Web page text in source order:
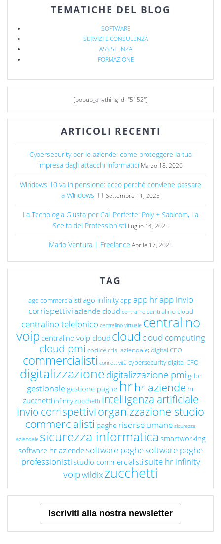
TEMATICHE DEL BLOG
SOFTWARE
SERVIZI E CONSULENZA
ASSISTENZA
FORMAZIONE
[popup_anything id="5152"]
ARTICOLI RECENTI
Cybersecurity per le aziende: come proteggere la tua
impresa dagli attacchi informatici Marzo 18, 2026
Windows 10 va in pensione: ecco perchè conviene passare
a Windows 11 Settembre 11, 2025
La Tecnologia Giusta per Call Perfette: Poly + Sabicom, La
Scelta dei Professionisti Luglio 14, 2025
Mario Ventura | Freelance Aprile 17, 2025
TAG
ago commercialisti ago infinityapp app hrapp invio
corrispettivi aziende cloud centralino centralino cloud
centralino telefonico centralino virtuale centralino
voip centralino voip cloud cloud cloud computing
cloud pmi codice crisi aziendale; digital CFO
commercialisti connettività cybersecuritydigital CFO
digitalizzazionedigitalizzazione pmi gdpr
gestionale gestione paghe hrhr aziende hr
zucchetti infinity zucchetti intelligenza artificiale
invio corrispettivi organizzazione studio
commercialisti paghe risorse umane sicurezza
aziendale sicurezza informatica smartworking
software hr aziendesoftware paghesoftware paghe
professionisti studio commercialisti suite hr infinity
voipwildixzucchetti
Iscriviti alla nostra newsletter